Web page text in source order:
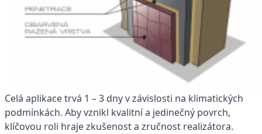
Celá aplikace trvá 1 – 3 dny v závislosti na klimatických
podmínkách. Aby vznikl kvalitní a jedinečný povrch,
klíčovou roli hraje zkušenost a zručnost realizátora.